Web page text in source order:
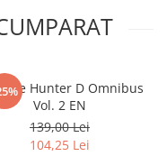
Hunter D Omnibus
Vol. 2 EN
139,00 Lei
104,25 Lei